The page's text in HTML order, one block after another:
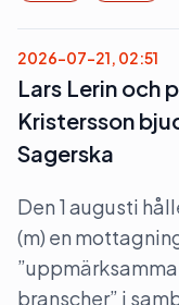
2026-07-21, 02:51
Lars Lerin och
Kristersson
Sagerska
Den 1 augusti
(m) en
branscher” i